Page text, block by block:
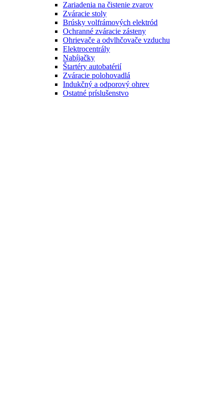
Zariadenia na čistenie zvarov
Zváracie stoly
Brúsky volfrámových elektród
Ochranné zváracie zásteny
Ohrievače a odvlhčovače vzduchu
Elektrocentrály
Nabíjačky
Štartéry autobatérií
Zváracie polohovadlá
Indukčný a odporový ohrev
Ostatné príslušenstvo